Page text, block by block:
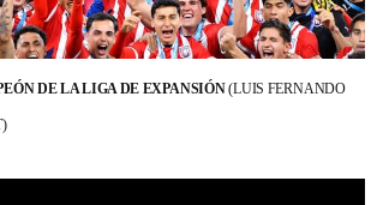
DE LA LIGA DE EXPANSIÓN(LUIS FERNANDO